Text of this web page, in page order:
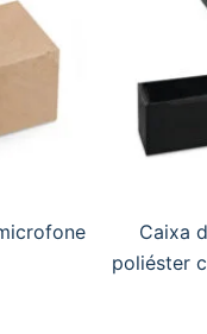
Caixa
poliéster